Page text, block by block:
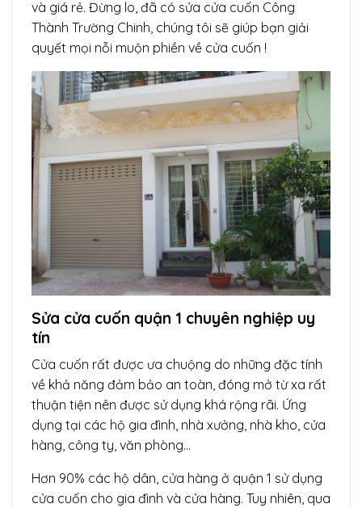
và giá rẻ. Đừng lo, đã có sửa cửa cuốn Công
Thành Trường Chinh, chúng tôi sẽ giúp bạn giải
quyết mọi nỗi muộn phiền về cửa cuốn !
Sửa cửa cuốn quận 1 chuyên nghiệp uy
tín
Cửa cuốn rất được ưa chuộng do những đặc tính
về khả năng đảm bảo an toàn, đóng mở từ xa rất
thuận tiện nên được sử dụng khá rộng rãi. Ứng
dụng tại các hộ gia đình, nhà xưởng, nhà kho, cửa
hàng, công ty, văn phòng…
Hơn 90% các hộ dân, cửa hàng ở quận 1 sử dụng
cửa cuốn cho gia đình và cửa hàng. Tuy nhiên, qua